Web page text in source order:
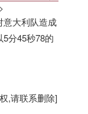
意大利队造成
分45秒78的
,请联系删除]